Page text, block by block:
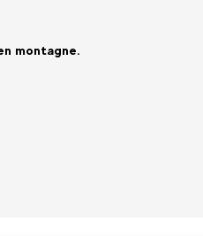
montagne.